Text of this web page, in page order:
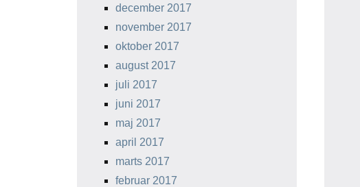
december 2017
november 2017
oktober 2017
august 2017
juli 2017
juni 2017
maj 2017
april 2017
marts 2017
februar 2017